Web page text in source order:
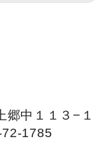
郷中１１３−１
1785